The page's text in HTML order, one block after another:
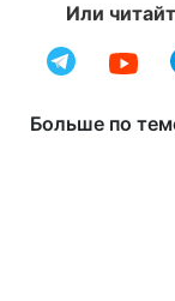
Или
Больше по